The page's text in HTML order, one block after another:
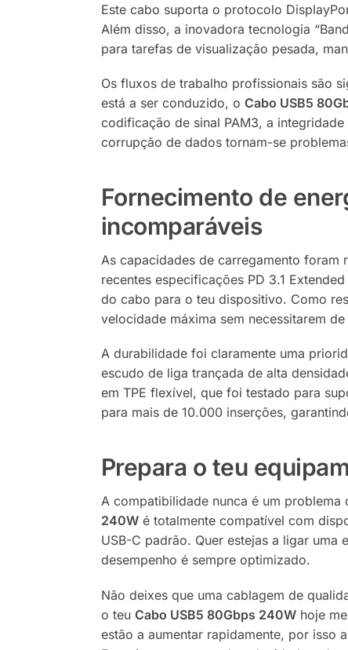
Este cabo suporta o protocolo
Além disso, a inovadora tecnologia
para tarefas de visualização pesada,
Os fluxos de trabalho profissionais são
está a ser conduzido, o Cabo USB5
codificação de sinal PAM3, a
corrupção de dados tornam-se
Fornecimento de
incomparáveis
As capacidades de carregamento foram
recentes especificações PD 3.1 Extended
do cabo para o teu dispositivo. Como
velocidade máxima sem necessitarem
A durabilidade foi claramente uma
escudo de liga trançada de alta
em TPE flexível, que foi testado para
para mais de 10.000 inserções,
Prepara o teu
A compatibilidade nunca é um
240Wé totalmente compatível com
USB-C padrão. Quer estejas a ligar uma
desempenho é sempre optimizado.
Não deixes que uma cablagem de
o teu Cabo USB5 80Gbps 240Whoje
estão a aumentar rapidamente, por isso